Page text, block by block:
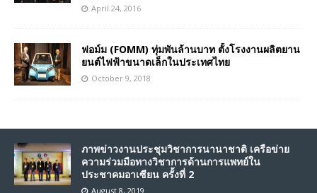
April 24, 2016
ฟอม์ม (FOMM) ทุ่มพันล้านบาท ตั้งโรงงานผลิตยาน
ยนต์ไฟฟ้าขนาดเล็กในประเทศไทย
October 9, 2018
ภาพข่าวงานประชุมวิชาการนานาชาติ เครือข่าย
ความร่วมมือทางวิชาการด้านการแพทย์ใน
ประชาคมอาเซียน ครั้งที่ 2
August 8, 2019